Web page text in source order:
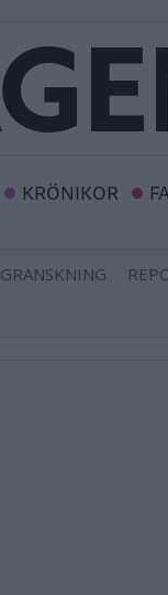
KRÖNIKOR
GRANSKNING